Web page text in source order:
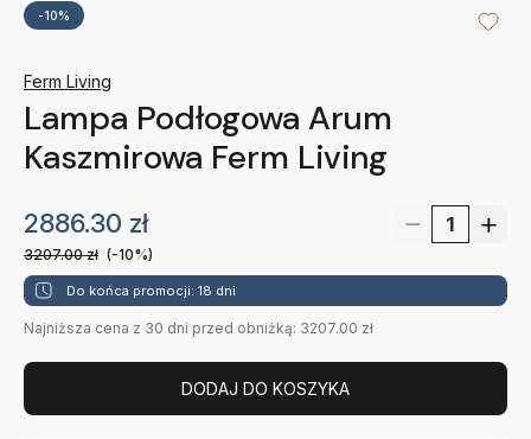
-10%
Ferm Living
Lampa Podłogowa Arum
Kaszmirowa Ferm Living
2886.30 zł
3207.00zł (-10%)
Do końca promocji: 18 dni
Najniższa cena z 30 dni przed obniżką: 3207.00 zł
DODAJ DO KOSZYKA